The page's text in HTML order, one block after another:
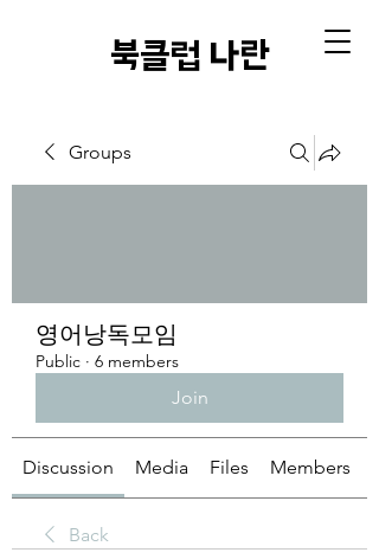
​북클럽 나란
Groups
영어낭독모임
Public · 6 members
Join
Discussion Media Files Members
Back